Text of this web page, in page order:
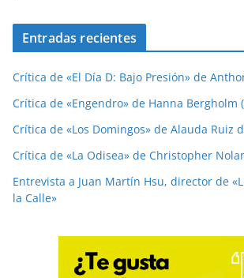
Entradas recientes
Crítica de «El Día D: Bajo Presión» de
Crítica de «Engendro» de Hanna Bergholm
Crítica de «Los Domingos» de Alauda Ruiz
Crítica de «La Odisea» de Christopher
Entrevista a Juan Martín Hsu, director de
la Calle»